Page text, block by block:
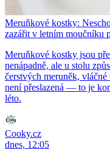
Meruňkové kostky:
zazářit v letním moučníku
Meruňkové kostky jsou
nenápadně, ale u stolu
čerstvých meruněk, vláčné
není přeslazená — to je
léto.
Cooky.cz
dnes, 12:05